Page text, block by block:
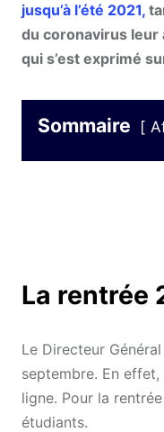
jusqu’à l’été 2021,
du coronavirus leur
qui s’est exprimé
Sommaire
La rentrée
Le Directeur
septembre. En
ligne. Pour la
étudiants.